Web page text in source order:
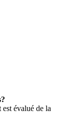
évalué de la